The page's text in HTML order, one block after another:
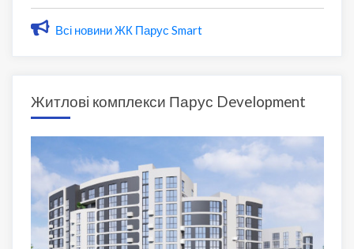
Всі новини ЖК Парус Smart
Житлові комплекси Парус Development